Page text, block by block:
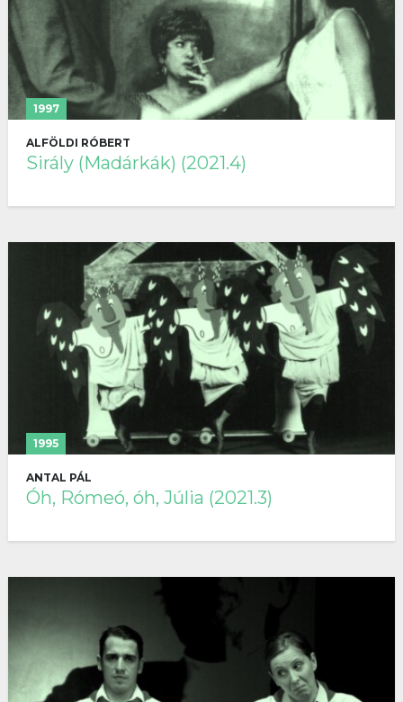
1997
ALFÖLDI RÓBERT
Sirály (Madárkák) (2021.4)
1995
ANTAL PÁL
Óh, Rómeó, óh, Júlia (2021.3)